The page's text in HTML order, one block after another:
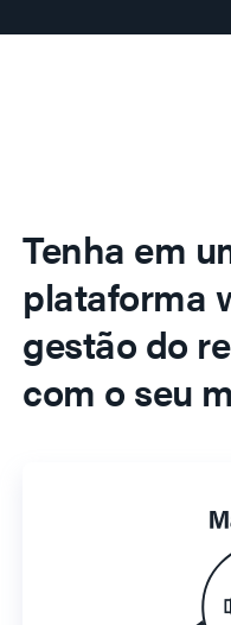
Tenha em
plataforma
gestão do
com o seu